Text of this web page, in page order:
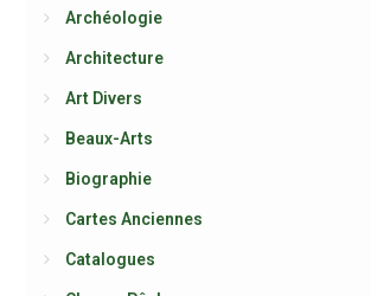
Archéologie
Architecture
Art Divers
Beaux-Arts
Biographie
Cartes Anciennes
Catalogues